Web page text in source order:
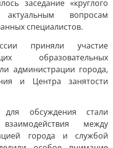
заседание «круглого
вопросам
специалистов.
приняли участие
образовательных
администрации города,
и Центра занятости
обсуждения стали
между
города и службой